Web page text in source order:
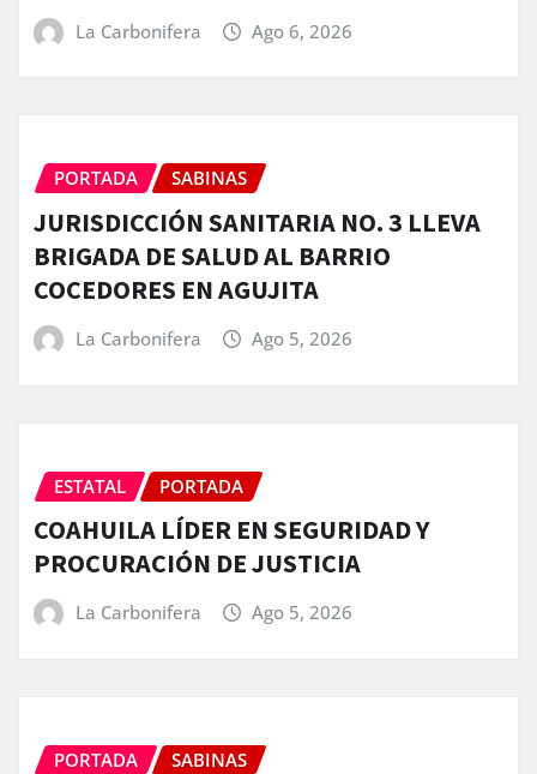
La Carbonifera Ago 6, 2026
PORTADA SABINAS
JURISDICCIÓN SANITARIA NO. 3 LLEVA
BRIGADA DE SALUD AL BARRIO
COCEDORES EN AGUJITA
La Carbonifera Ago 5, 2026
ESTATAL PORTADA
COAHUILA LÍDER EN SEGURIDAD Y
PROCURACIÓN DE JUSTICIA
La Carbonifera Ago 5, 2026
PORTADA SABINAS